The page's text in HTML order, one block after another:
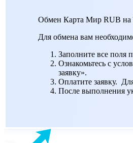
Обмен Карта Мир RUB на
Для обмена вам
Заполните все поля
Ознакомьтесь с
заявку».
Оплатите заявку.
После выполнения